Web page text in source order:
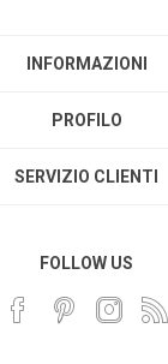
INFORMAZIONI
PROFILO
SERVIZIO CLIENTI
FOLLOW US